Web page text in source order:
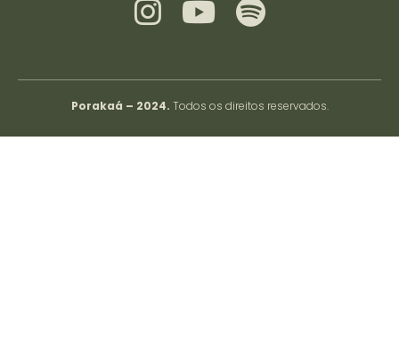
Porakaá – 2024. Todos os direitos reservados.